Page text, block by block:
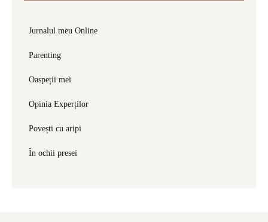
Jurnalul meu Online
Parenting
Oaspeții mei
Opinia Experților
Povești cu aripi
În ochii presei